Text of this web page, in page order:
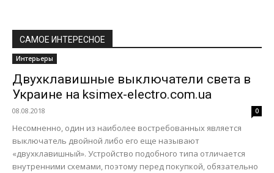
САМОЕ ИНТЕРЕСНОЕ
Интерьеры
Двухклавишные выключатели света в
Украине на ksimex-electro.com.ua
08.08.2018 0
Несомненно, один из наиболее востребованных является
выключатель двойной либо его еще называют
«двухклавишный». Устройство подобного типа отличается
внутренними схемами, поэтому перед покупкой, обязательно